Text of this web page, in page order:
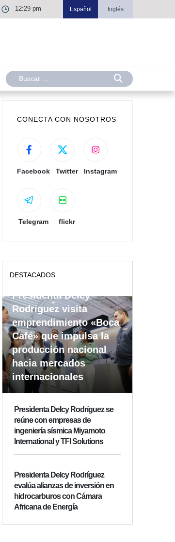
12:29 pm Español Inglés
CONECTA CON NOSOTROS
Facebook Twitter Instagram
Telegram flickr
DESTACADOS
Presidenta Delcy
Rodríguez visita
emprendimiento «Boca
Café» que impulsa la
producción nacional
hacia mercados
internacionales
Presidenta Delcy Rodríguez se
reúne con empresas de
ingeniería sísmica Miyamoto
International y TFI Solutions
Presidenta Delcy Rodríguez
evalúa alianzas de inversión en
hidrocarburos con Cámara
Africana de Energía